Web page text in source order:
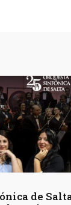
de